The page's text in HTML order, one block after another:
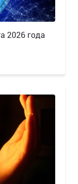
2026 года